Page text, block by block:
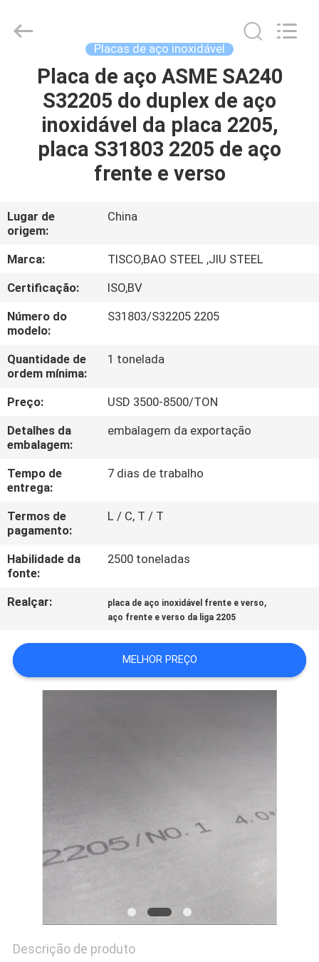
CASA
PRODUTOS
SOBRE
EXCURSÃO
DA
FÁBRICA
CONTROLE
DA
QUALIDADE
CONTACTE-
NOS
NOTÍCIA
CASOS
NEWS
MAPA
DO
STEEL
INDUSTRIAL
Placas de aço inoxidável
Placa de aço ASME SA240
S32205 do duplex de aço
inoxidável da placa 2205,
placa S31803 2205 de aço
frente e verso
Lugar de
origem:
China
Marca:
TISCO,BAO STEEL ,JIU STEEL
Certificação:
ISO,BV
Número do
modelo:
S31803/S32205 2205
Quantidade de
ordem mínima:
1 tonelada
Preço:
USD 3500-8500/TON
Detalhes da
embalagem:
embalagem da exportação
Tempo de
entrega:
7 dias de trabalho
Termos de
pagamento:
L / C, T / T
Habilidade da
fonte:
2500 toneladas
Realçar: placa de aço inoxidável frente e verso,
aço frente e verso da liga 2205
MELHOR PREÇO
Descrição de produto